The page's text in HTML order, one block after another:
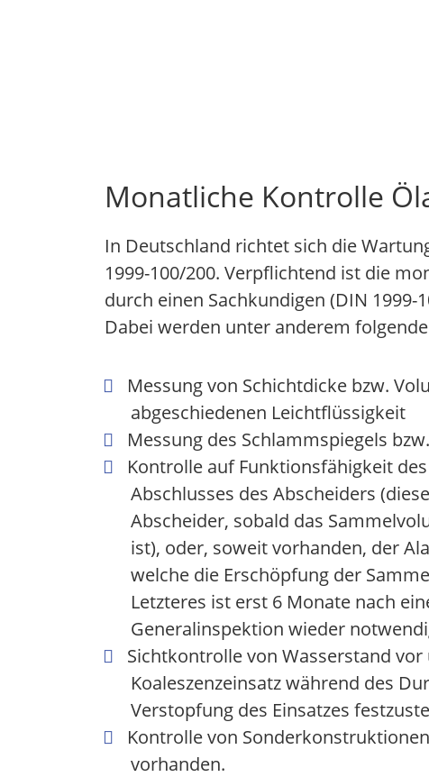
Monatliche Kontrolle
In Deutschland richtet sich die
1999-100/200. Verpflichtend ist die
durch einen Sachkundigen (DIN 1999-
Dabei werden unter anderem
Messung von Schichtdicke bzw.
abgeschiedenen Leichtflüssigkeit
Messung des Schlammspiegels
Kontrolle auf Funktionsfähigkeit
Abschlusses des Abscheiders
Abscheider, sobald das
ist), oder, soweit vorhanden, der
welche die Erschöpfung der
Letzteres ist erst 6 Monate nach
Generalinspektion wieder
Sichtkontrolle von Wasserstand
Koaleszenzeinsatz während des
Verstopfung des Einsatzes
Kontrolle von
vorhanden.